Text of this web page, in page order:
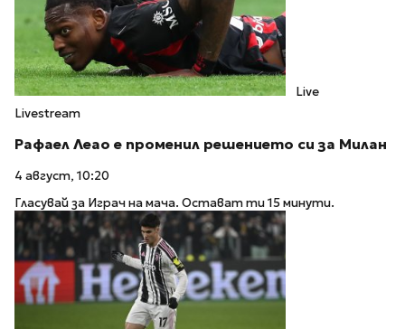
Live
Livestream
Рафаел Леао е променил решението си за Милан
4 август, 10:20
Гласувай за Играч на мача. Остават ти 15 минути.